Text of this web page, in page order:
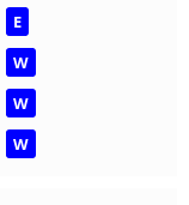
E
W
W
W